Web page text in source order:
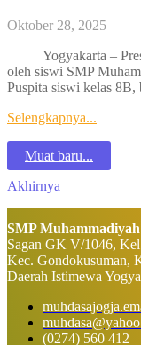
Oktober 28, 2025
Yogyakarta –
oleh siswi SMP
Puspita siswi kelas 8B,
Selengkapnya...
Muat baru...
Akhirnya
SMP
Sagan GK V/1046,
Kec. Gondokusuman,
Daerah Istimewa
(0274) 560 412